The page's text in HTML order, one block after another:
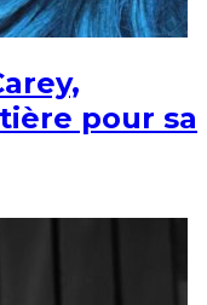
pour sa